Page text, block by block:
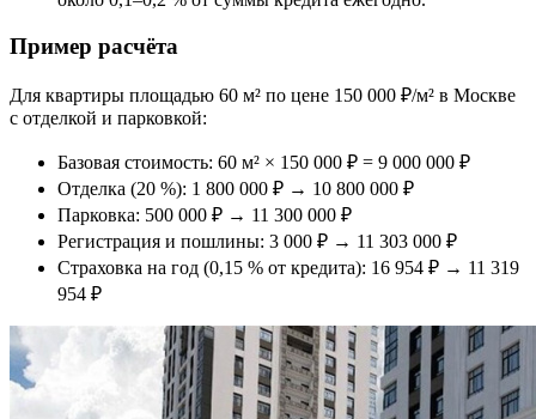
Пример расчёта
Для квартиры площадью 60 м² по цене 150 000 ₽/м² в Москве
с отделкой и парковкой:
Базовая стоимость: 60 м² × 150 000 ₽ = 9 000 000 ₽
Отделка (20 %): 1 800 000 ₽ → 10 800 000 ₽
Парковка: 500 000 ₽ → 11 300 000 ₽
Регистрация и пошлины: 3 000 ₽ → 11 303 000 ₽
Страховка на год (0,15 % от кредита): 16 954 ₽ → 11 319
954 ₽